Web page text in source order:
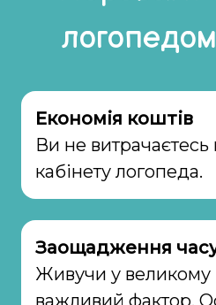
Економія коштів
Ви не витрачаєтесь
кабінету логопеда.
Заощадження
Живучи у великому